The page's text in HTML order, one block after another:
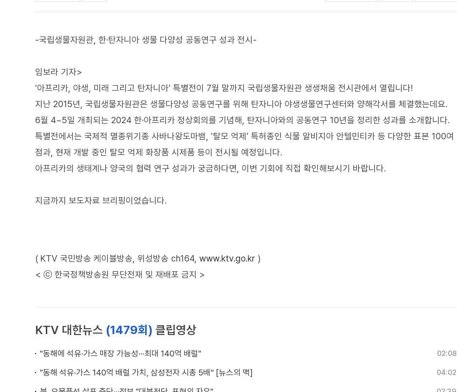
-국립생물자원관, 한·탄자니아 생물 다양성 공동연구 성과 전시-
임보라 기자>
'아프리카, 야생, 미래 그리고 탄자니아' 특별전이 7월 말까지 국립생물자원관 생생채움 전시관에서 열립니다!
지난 2015년, 국립생물자원관은 생물다양성 공동연구를 위해 탄자니아 야생생물연구센터와 양해각서를 체결했는데요.
6월 4~5일 개최되는 2024 한·아프리카 정상회의를 기념해, 탄자니아와의 공동연구 10년을 정리한 성과를 소개합니다.
특별전에서는 국제적 멸종위기종 사바나왕도마뱀, '탈모 억제' 특허종인 식물 알비지아 안텔민티카 등 다양한 표본 100여
점과, 현재 개발 중인 탈모 억제 화장품 시제품 등이 전시될 예정입니다.
아프리카의 생태계나 양국의 협력 연구 성과가 궁금하다면, 이번 기회에 직접 확인해보시기 바랍니다.
지금까지 보도자료 브리핑이었습니다.
( KTV 국민방송 케이블방송, 위성방송 ch164, www.ktv.go.kr )
< ⓒ 한국정책방송원 무단전재 및 재배포 금지 >
KTV 대한뉴스 (1479회) 클립영상
"동해에 석유·가스 매장 가능성···최대 140억 배럴" 02:08
"동해 석유·가스 140억 배럴 가치, 삼성전자 시총 5배“ [뉴스의 맥] 04:02